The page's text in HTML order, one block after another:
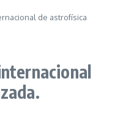
de astrofísica